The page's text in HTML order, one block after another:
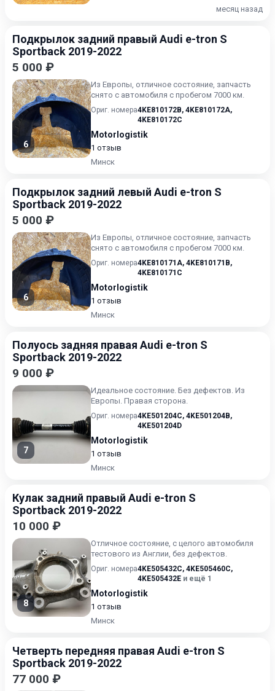
месяц назад
Подкрылок задний правый Audi e-tron S
Sportback 2019-2022
5 000 ₽
6
Из Европы, отличное состояние, запчасть
снято с автомобиля с пробегом 7000 км.
Ориг. номера4KE810172B, 4KE810172A,
4KE810172C
Motorlogistik
1 отзыв
Минск
Подкрылок задний левый Audi e-tron S
Sportback 2019-2022
5 000 ₽
6
Из Европы, отличное состояние, запчасть
снято с автомобиля с пробегом 7000 км.
Ориг. номера4KE810171A, 4KE810171B,
4KE810171C
Motorlogistik
1 отзыв
Минск
Полуось задняя правая Audi e-tron S
Sportback 2019-2022
9 000 ₽
7
Идеальное состояние. Без дефектов. Из
Европы. Правая сторона.
Ориг. номера4KE501204C, 4KE501204B,
4KE501204D
Motorlogistik
1 отзыв
Минск
Кулак задний правый Audi e-tron S
Sportback 2019-2022
10 000 ₽
8
Отличное состояние, с целого автомобиля
тестового из Англии, без дефектов.
Ориг. номера4KE505432C, 4KE505460C,
4KE505432E и ещё 1
Motorlogistik
1 отзыв
Минск
Четверть передняя правая Audi e-tron S
Sportback 2019-2022
77 000 ₽